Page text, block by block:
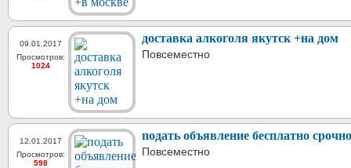
09.01.2017
Просмотров:
1024
доставка алкоголя якутск +на дом
Повсеместно
12.01.2017
Просмотров:
598
подать объявление бесплатно срочно
Повсеместно